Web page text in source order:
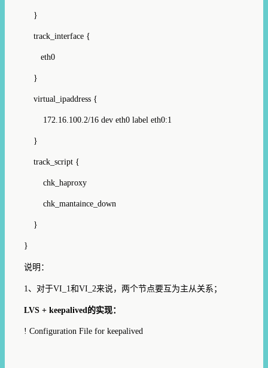
}
track_interface {
eth0
}
virtual_ipaddress {
172.16.100.2/16 dev eth0 label eth0:1
}
track_script {
chk_haproxy
chk_mantaince_down
}
}
说明：
1、对于VI_1和VI_2来说，两个节点要互为主从关系；
LVS + keepalived的实现：
! Configuration File for keepalived